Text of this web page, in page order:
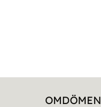
OMDÖMEN